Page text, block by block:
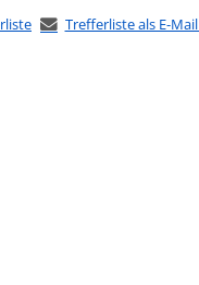
Trefferliste als E-